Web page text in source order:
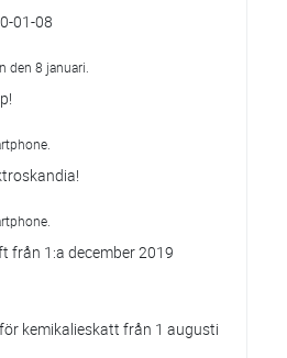
01-08
den 8 januari.
från 1:a december 2019
kemikalieskatt från 1 augusti